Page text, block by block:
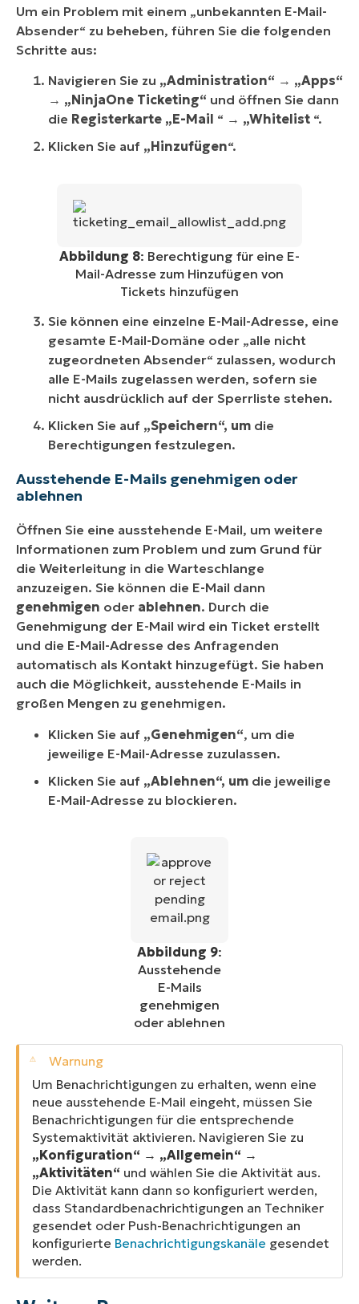
Um ein Problem mit einem „unbekannten E-Mail-
Absender“ zu beheben, führen Sie die folgenden
Schritte aus:
Navigieren Sie zu „Administration“ → „Apps“
→ „NinjaOne Ticketing“ und öffnen Sie dann
die Registerkarte „E-Mail “ → „Whitelist “.
Klicken Sie auf „Hinzufügen“.
Abbildung 8: Berechtigung für eine E-
Mail-Adresse zum Hinzufügen von
Tickets hinzufügen
Sie können eine einzelne E-Mail-Adresse, eine
gesamte E-Mail-Domäne oder „alle nicht
zugeordneten Absender“ zulassen, wodurch
alle E-Mails zugelassen werden, sofern sie
nicht ausdrücklich auf der Sperrliste stehen.
Klicken Sie auf „Speichern“, um die
Berechtigungen festzulegen.
Ausstehende E-Mails genehmigen oder
ablehnen
Öffnen Sie eine ausstehende E-Mail, um weitere
Informationen zum Problem und zum Grund für
die Weiterleitung in die Warteschlange
anzuzeigen. Sie können die E-Mail dann
genehmigen oder ablehnen. Durch die
Genehmigung der E-Mail wird ein Ticket erstellt
und die E-Mail-Adresse des Anfragenden
automatisch als Kontakt hinzugefügt. Sie haben
auch die Möglichkeit, ausstehende E-Mails in
großen Mengen zu genehmigen.
Klicken Sie auf „Genehmigen“, um die
jeweilige E-Mail-Adresse zuzulassen.
Klicken Sie auf „Ablehnen“, um die jeweilige
E-Mail-Adresse zu blockieren.
Abbildung 9:
Ausstehende
E-Mails
genehmigen
oder ablehnen
Um Benachrichtigungen zu erhalten, wenn eine
neue ausstehende E-Mail eingeht, müssen Sie
Benachrichtigungen für die entsprechende
Systemaktivität aktivieren. Navigieren Sie zu
„Konfiguration“ → „Allgemein“ →
„Aktivitäten“ und wählen Sie die Aktivität aus.
Die Aktivität kann dann so konfiguriert werden,
dass Standardbenachrichtigungen an Techniker
gesendet oder Push-Benachrichtigungen an
konfigurierte Benachrichtigungskanäle gesendet
werden.